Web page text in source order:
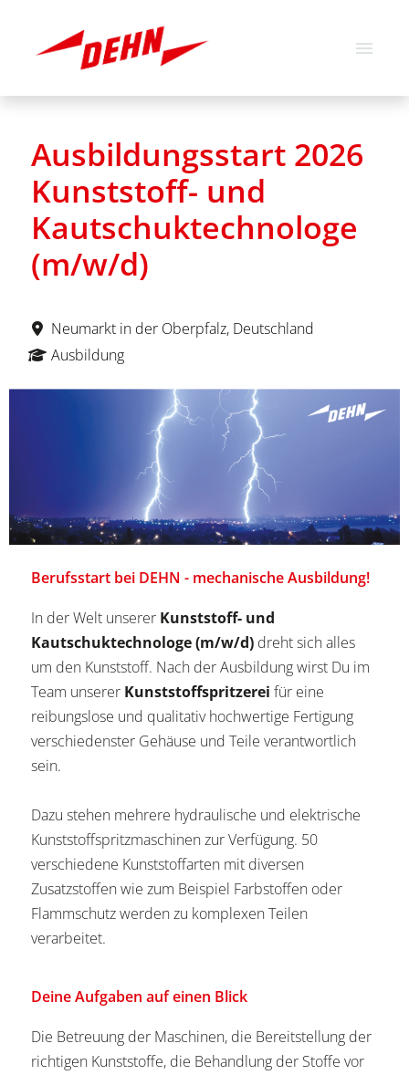
Job offers
About us
Our values
Ausbildungsstart 2026
Kunststoff- und
Kautschuktechnologe
(m/w/d)
Neumarkt in der Oberpfalz, Deutschland
Ausbildung
Berufsstart bei DEHN - mechanische Ausbildung!
In der Welt unserer Kunststoff- und
Kautschuktechnologe (m/w/d) dreht sich alles
um den Kunststoff. Nach der Ausbildung wirst Du im
Team unserer Kunststoffspritzerei für eine
reibungslose und qualitativ hochwertige Fertigung
verschiedenster Gehäuse und Teile verantwortlich
sein.
Dazu stehen mehrere hydraulische und elektrische
Kunststoffspritzmaschinen zur Verfügung. 50
verschiedene Kunststoffarten mit diversen
Zusatzstoffen wie zum Beispiel Farbstoffen oder
Flammschutz werden zu komplexen Teilen
verarbeitet.
Deine Aufgaben auf einen Blick
Die Betreuung der Maschinen, die Bereitstellung der
richtigen Kunststoffe, die Behandlung der Stoffe vor